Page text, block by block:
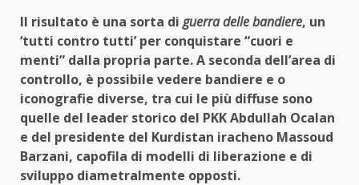
Il risultato è una sorta di guerra delle bandiere, un
‘tutti contro tutti’ per conquistare “cuori e
menti” dalla propria parte. A seconda dell’area di
controllo, è possibile vedere bandiere e o
iconografie diverse, tra cui le più diffuse sono
quelle del leader storico del PKK Abdullah Ocalan
e del presidente del Kurdistan iracheno Massoud
Barzani, capofila di modelli di liberazione e di
sviluppo diametralmente opposti.